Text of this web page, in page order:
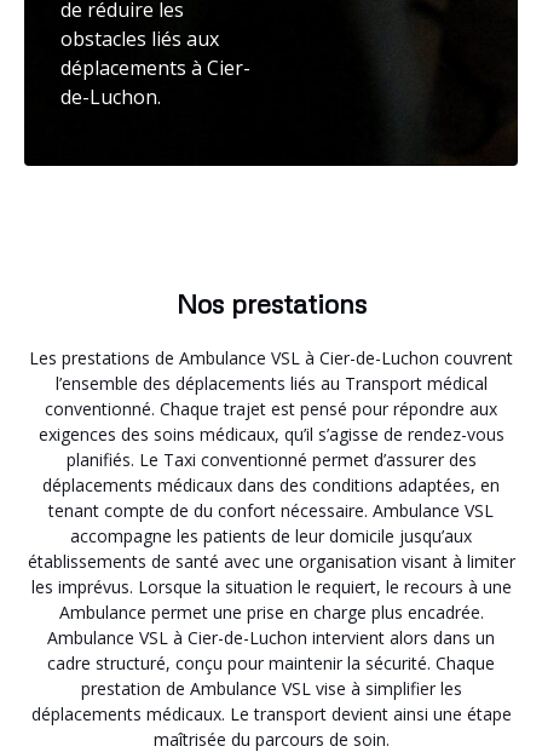
de réduire les
obstacles liés aux
déplacements à Cier-
de-Luchon.
Nos prestations
Les prestations de Ambulance VSL à Cier-de-Luchon couvrent
l’ensemble des déplacements liés au Transport médical
conventionné. Chaque trajet est pensé pour répondre aux
exigences des soins médicaux, qu’il s’agisse de rendez-vous
planifiés. Le Taxi conventionné permet d’assurer des
déplacements médicaux dans des conditions adaptées, en
tenant compte de du confort nécessaire. Ambulance VSL
accompagne les patients de leur domicile jusqu’aux
établissements de santé avec une organisation visant à limiter
les imprévus. Lorsque la situation le requiert, le recours à une
Ambulance permet une prise en charge plus encadrée.
Ambulance VSL à Cier-de-Luchon intervient alors dans un
cadre structuré, conçu pour maintenir la sécurité. Chaque
prestation de Ambulance VSL vise à simplifier les
déplacements médicaux. Le transport devient ainsi une étape
maîtrisée du parcours de soin.